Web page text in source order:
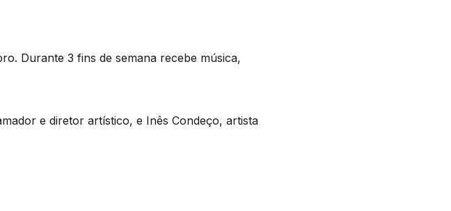
Durante 3 fins de semana recebe música,
e diretor artístico, e Inês Condeço, artista